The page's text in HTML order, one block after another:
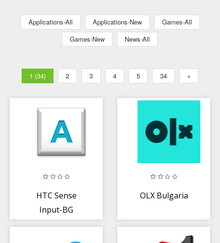
Applications-All Applications-New
Games-All
Games-New
News-All
1 (34) 2 3 4 5 34 »
HTC Sense
Input-BG
OLX Bulgaria